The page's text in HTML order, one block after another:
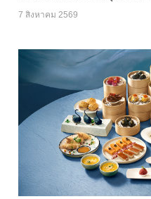
7 สิงหาคม 2569